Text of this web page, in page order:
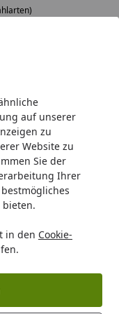
auf unserer
zu
Website zu
Sie der
Ihrer
in den Cookie-
& Pool-
468,99€)
für Pools